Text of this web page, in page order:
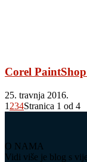
Corel
25. travnja 2016.
1 234Stranica 1 od 4
O NAMA
Vidi više je blog s